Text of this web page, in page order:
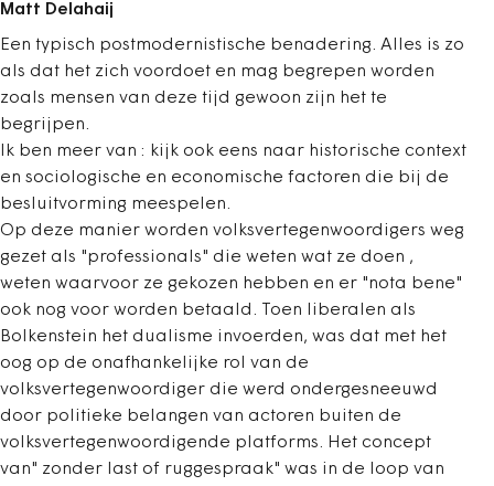
Matt Delahaij
Een typisch postmodernistische benadering. Alles is zo
als dat het zich voordoet en mag begrepen worden
zoals mensen van deze tijd gewoon zijn het te
begrijpen.
Ik ben meer van : kijk ook eens naar historische context
en sociologische en economische factoren die bij de
besluitvorming meespelen.
Op deze manier worden volksvertegenwoordigers weg
gezet als "professionals" die weten wat ze doen ,
weten waarvoor ze gekozen hebben en er "nota bene"
ook nog voor worden betaald. Toen liberalen als
Bolkenstein het dualisme invoerden, was dat met het
oog op de onafhankelijke rol van de
volksvertegenwoordiger die werd ondergesneeuwd
door politieke belangen van actoren buiten de
volksvertegenwoordigende platforms. Het concept
van" zonder last of ruggespraak" was in de loop van